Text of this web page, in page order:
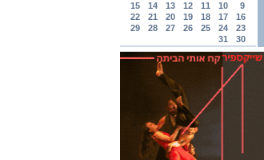
9
10
11
12
13
14
15
16
17
18
19
20
21
22
23
24
25
26
27
28
29
30
31